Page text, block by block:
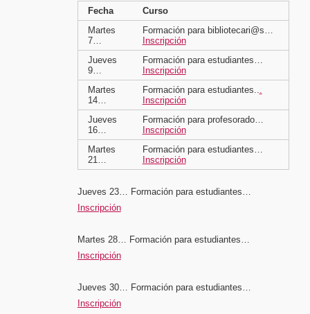
Fecha
Curso
Martes
7…
Formación para bibliotecari@s…
Inscripción
Jueves
9…
Formación para estudiantes…
Inscripción
Martes
14…
Formación para estudiantes..
Inscripción
Jueves
16…
Formación para profesorado…
Inscripción
Martes
21…
Formación para estudiantes…
Inscripción
Jueves 23… Formación para estudiantes…
Inscripción
Martes 28… Formación para estudiantes…
Inscripción
Jueves 30… Formación para estudiantes…
Inscripción